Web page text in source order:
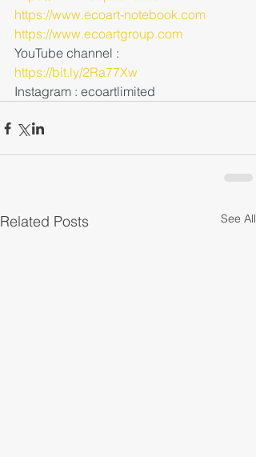
https://www.ecoart-notebook.com
https://www.ecoartgroup.com
YouTube channel :
https://bit.ly/2Ra77Xw
Instagram : ecoartlimited
Related Posts See All